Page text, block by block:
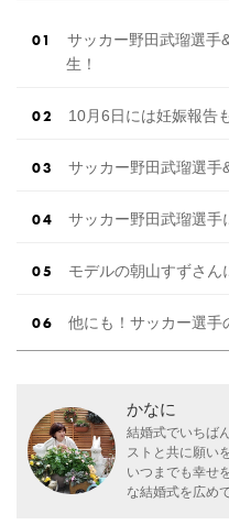
サッカー野田武瑠選手
生！
10月6日には妊娠報告
サッカー野田武瑠選手
サッカー野田武瑠選手
モデルの朝山すずさん
他にも！サッカー選手
かなに
結婚式でいちば
ストと共に願い
いつまでも幸せ
な結婚式を広め